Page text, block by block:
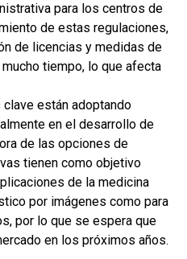
para los centros de
de estas regulaciones,
de licencias y medidas de
tiempo, lo que afecta
están adoptando
en el desarrollo de
de las opciones de
tienen como objetivo
de la medicina
por imágenes como para
por lo que se espera que
en los próximos años.